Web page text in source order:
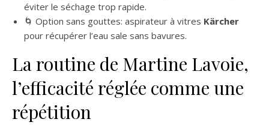
éviter le séchage trop rapide.
🌀 Option sans gouttes: aspirateur à vitres Kärcher
pour récupérer l’eau sale sans bavures.
La routine de Martine Lavoie,
l’efficacité réglée comme une
répétition